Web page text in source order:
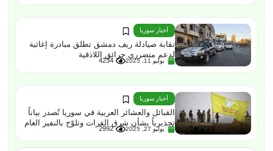
أخبار سوريا
نقابة صيادلة ريف دمشق تطلق مبادرة إغاثية
لدعم متضرري حرائق اللاذقية
يوليو 11, 2025 4234
أخبار سوريا
القبائل والعشائر العربية في سوريا تُصدر بياناً
تحذيرياً بشأن شرق الفرات وتلوّح بالنفير العام
يوليو 27, 2025 2992